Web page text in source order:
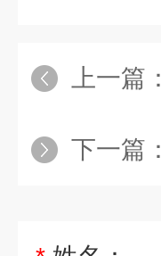
上一篇：
下一篇：